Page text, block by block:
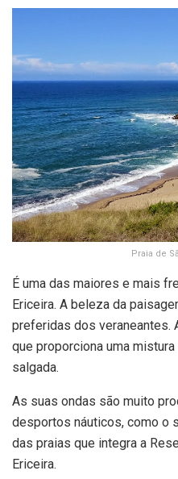
Praia de
É uma das maiores e mais
Ericeira. A beleza da
preferidas dos veraneantes.
que proporciona uma
salgada.
As suas ondas são muito
desportos náuticos, como o
das praias que integra a
Ericeira.